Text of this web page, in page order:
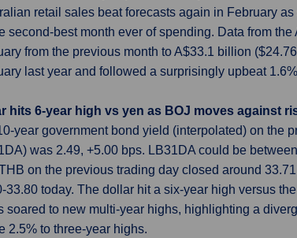
retail sales beat forecasts again in February
second-best month ever of spending. Data from
from the previous month to A$33.1 billion
last year and followed a surprisingly upbeat
hits 6-year high vs yen as BOJ moves against
year government bond yield (interpolated) on the
was 2.49, +5.00 bps. LB31DA could be
on the previous trading day closed around
33.80 today. The dollar hit a six-year high versus
soared to new multi-year highs, highlighting a
2.5% to three-year highs.